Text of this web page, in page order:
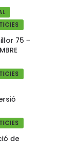
75 –
de